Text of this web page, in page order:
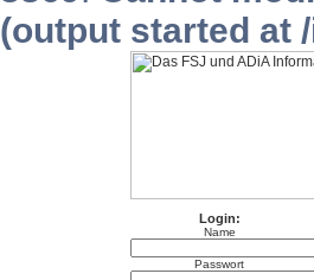
(output started at
Login:
Name
Passwort